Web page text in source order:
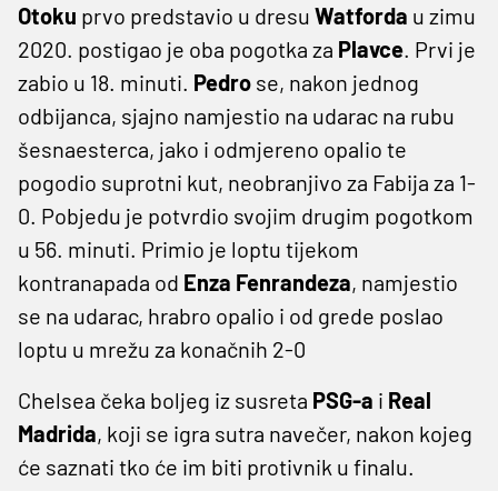
Otoku prvo predstavio u dresu Watforda u zimu
2020. postigao je oba pogotka za Plavce. Prvi je
zabio u 18. minuti. Pedro se, nakon jednog
odbijanca, sjajno namjestio na udarac na rubu
šesnaesterca, jako i odmjereno opalio te
pogodio suprotni kut, neobranjivo za Fabija za 1-
0. Pobjedu je potvrdio svojim drugim pogotkom
u 56. minuti. Primio je loptu tijekom
kontranapada od Enza Fenrandeza, namjestio
se na udarac, hrabro opalio i od grede poslao
loptu u mrežu za konačnih 2-0
Chelsea čeka boljeg iz susreta PSG-a i Real
Madrida, koji se igra sutra navečer, nakon kojeg
će saznati tko će im biti protivnik u finalu.